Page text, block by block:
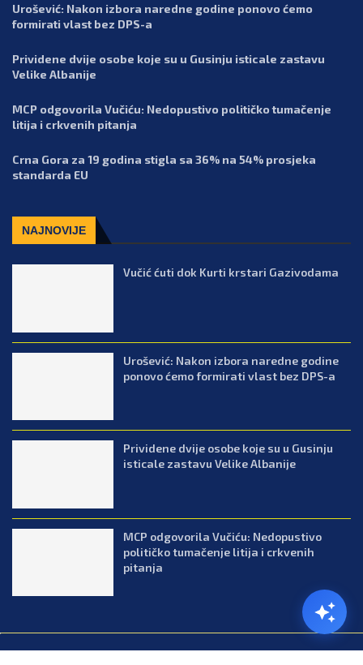
Urošević: Nakon izbora naredne godine ponovo ćemo
formirati vlast bez DPS-a
Prividene dvije osobe koje su u Gusinju isticale zastavu
Velike Albanije
MCP odgovorila Vučiću: Nedopustivo političko tumačenje
litija i crkvenih pitanja
Crna Gora za 19 godina stigla sa 36% na 54% prosjeka
standarda EU
NAJNOVIJE
Vučić ćuti dok Kurti krstari Gazivodama
Urošević: Nakon izbora naredne godine
ponovo ćemo formirati vlast bez DPS-a
Prividene dvije osobe koje su u Gusinju
isticale zastavu Velike Albanije
MCP odgovorila Vučiću: Nedopustivo
političko tumačenje litija i crkvenih
pitanja